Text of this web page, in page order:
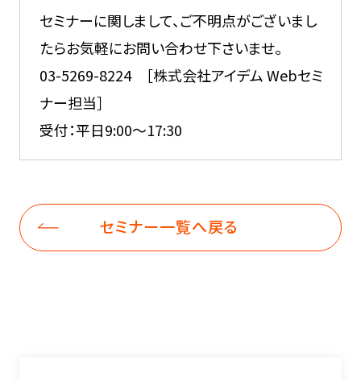
セミナーに関しまして、ご不明点がございまし
たらお気軽にお問い合わせ下さいませ。
03-5269-8224 ［株式会社アイデム Webセミ
ナー担当］
受付：平日9:00～17:30
セミナー一覧へ戻る